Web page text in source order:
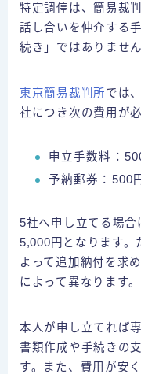
特定調停は、簡易裁
話し合いを仲介する
続き」ではありません
東京簡易裁判所では
社につき次の費用が必
申立手数料：
予納郵券：500
5社へ申し立てる場
5,000円となります。
よって追加納付を求
によって異なります。
本人が申し立てれば
書類作成や手続きの
す。また、費用が安